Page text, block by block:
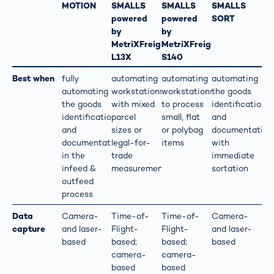
MOTION
SMALLS
powered
by
MetriXFreight
L13X
SMALLS
powered
by
MetriXFreight
S140
SMALLS
SORT
Best when
fully
automating
the goods
identification
and
documentation
in the
infeed &
outfeed
process
automating
workstations
with mixed
parcel
sizes or
legal-for-
trade
measurements
automating
workstations
to process
small, flat
or polybag
items
automating
the goods
identification
and
documentation
with
immediate
sortation
Data
capture
Camera-
and laser-
based
Time-of-
Flight-
based;
camera-
based
Time-of-
Flight-
based;
camera-
based
Camera-
and laser-
based